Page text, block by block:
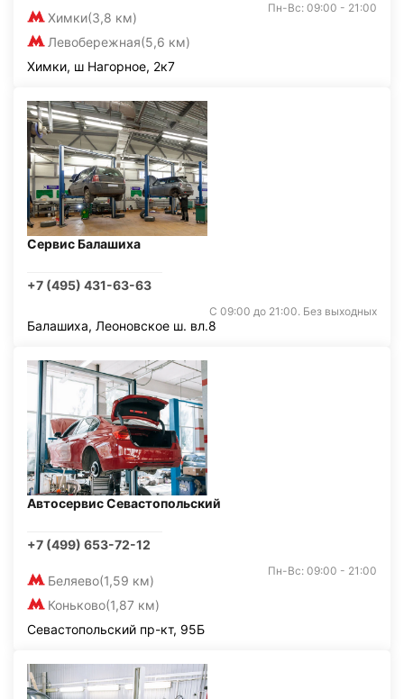
Химки(3,8 км)
Левобережная(5,6 км)
Пн-Вс: 09:00 - 21:00
Химки, ш Нагорное, 2к7
Сервис Балашиха
+7 (495) 431-63-63
С 09:00 до 21:00. Без выходных
Балашиха, Леоновское ш. вл.8
Автосервис Севастопольский
+7 (499) 653-72-12
Беляево(1,59 км)
Коньково(1,87 км)
Пн-Вс: 09:00 - 21:00
Севастопольский пр-кт, 95Б